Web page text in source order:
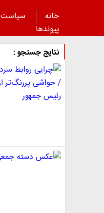
خانه سیاست
پیوند‌ها
نتایج جستجو :